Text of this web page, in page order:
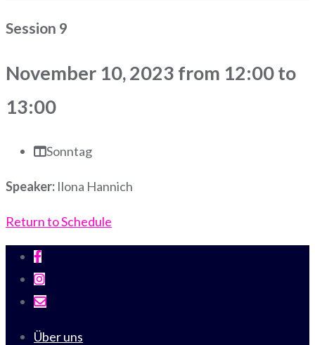
Session 9
November 10, 2023 from 12:00 to
13:00
Sonntag
Speaker: Ilona Hannich
Return to Schedule
Über uns